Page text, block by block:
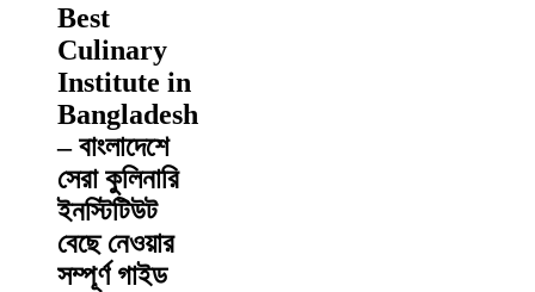
Best
Culinary
Institute in
Bangladesh
– বাংলাদেশে
সেরা কুলিনারি
ইনস্টিটিউট
বেছে নেওয়ার
সম্পূর্ণ গাইড